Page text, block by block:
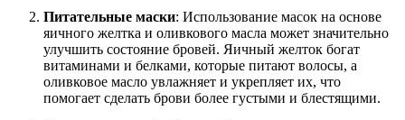
Питательные маски: Использование масок на основе
яичного желтка и оливкового масла может значительно
улучшить состояние бровей. Яичный желток богат
витаминами и белками, которые питают волосы, а
оливковое масло увлажняет и укрепляет их, что
помогает сделать брови более густыми и блестящими.